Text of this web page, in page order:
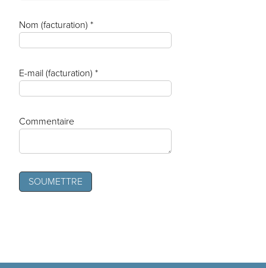
Nom (facturation) *
E-mail (facturation) *
Commentaire